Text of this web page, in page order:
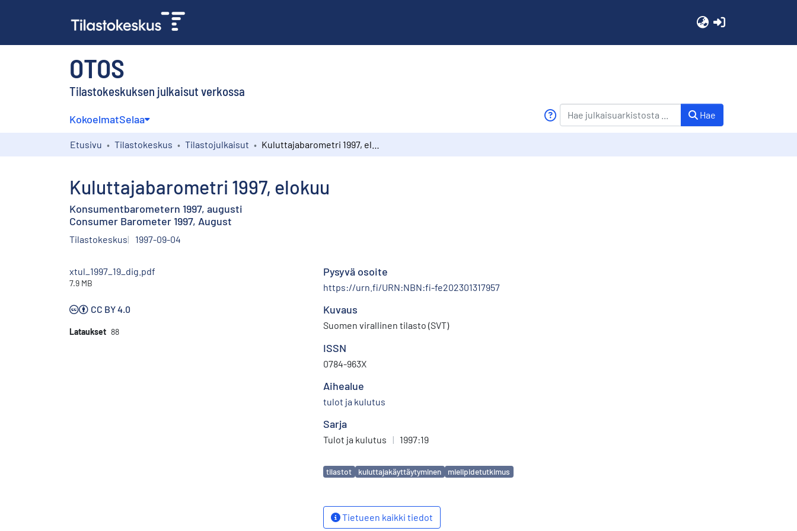
OTOS
Tilastokeskuksen julkaisut verkossa
KokoelmatSelaa Hae
Etusivu Tilastokeskus Tilastojulkaisut
Kuluttajabarometri 1997, elokuu
Konsumentbarometern 1997, augusti
Consumer Barometer 1997, August
Tilastokeskus 1997-09-04
xtul_1997_19_dig.pdf
7.9 MB
CC BY 4.0
Lataukset 88
Pysyvä osoite
https://urn.fi/URN:NBN:fi-fe202301317957
Kuvaus
Suomen virallinen tilasto (SVT)
ISSN
0784-963X
Aihealue
tulot ja kulutus
Sarja
Tulot ja kulutus | 1997:19
Avainsanat
tilastot kuluttajakäyttäytyminen mielipidetutkimus
Tietueen kaikki tiedot